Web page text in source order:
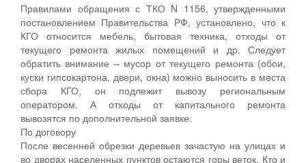
Правилами обращения с ТКО N 1156, утвержденными
постановлением Правительства РФ, установлено, что к
КГО относится мебель, бытовая техника, отходы от
текущего ремонта жилых помещений и др. Следует
обратить внимание – мусор от текущего ремонта (обои,
куски гипсокартона, двери, окна) можно выносить в места
сбора КГО, он подлежит вывозу региональным
оператором. А отходы от капитального ремонта
вывозятся по дополнительной заявке.
По договору
После весенней обрезки деревьев зачастую на улицах и
во дворах населенных пунктов остаются горы веток. Кто и